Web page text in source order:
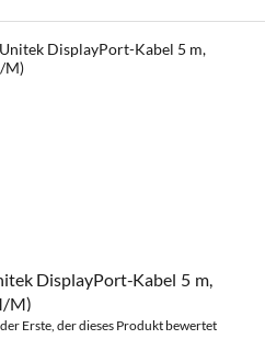
DisplayPort-Kabel 5 m,
M)
der Erste, der dieses Produkt bewertet